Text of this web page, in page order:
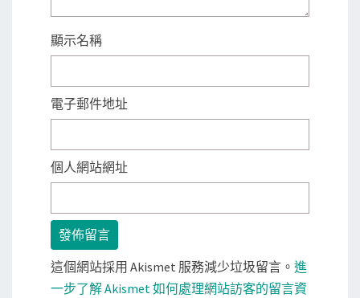
顯示名稱
電子郵件地址
個人網站網址
這個網站採用 Akismet 服務減少垃圾留言。 進
一步了解 Akismet 如何處理網站訪客的留言資